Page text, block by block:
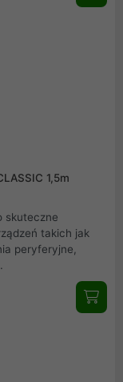
1,5m
skuteczne
takich jak
peryferyjne,
sprzęt RTV oraz urządzenia multimedialne .